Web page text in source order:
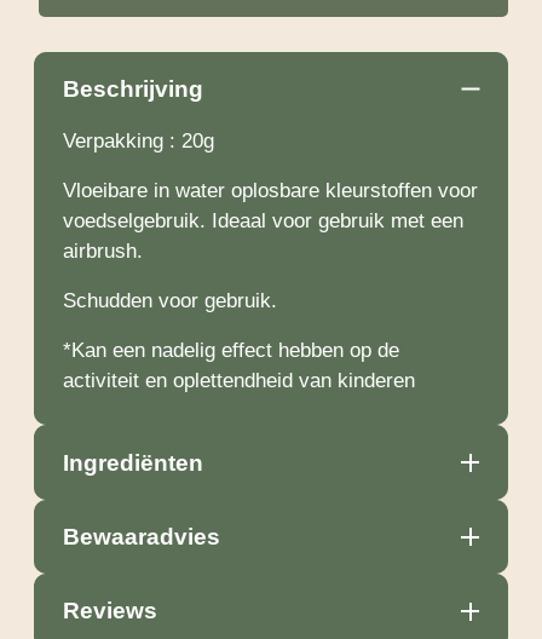
Beschrijving
Verpakking : 20g
Vloeibare in water oplosbare kleurstoffen voor
voedselgebruik. Ideaal voor gebruik met een
airbrush.
Schudden voor gebruik.
*Kan een nadelig effect hebben op de
activiteit en oplettendheid van kinderen
Ingrediënten
Bewaaradvies
Reviews